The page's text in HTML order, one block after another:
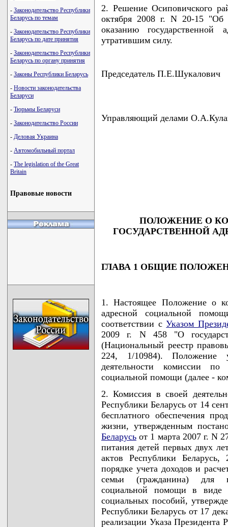
- Законодательство Республики
Беларусь по темам
- Законодательство Республики
Беларусь по дате принятия
- Законодательство Республики
Беларусь по органу принятия
- Законы Республики Беларусь
- Новости законодательства
Беларуси
- Тюрьмы Беларуси
- Законодательство России
- Деловая Украина
- Автомобильный портал
- The legislation of the Great
Britain
Правовые новости
2. Решение Осиповичского
октября 2008 г. N 20-15
оказанию государственной
утратившим силу.
Председатель П.Е.Шукалович
Управляющий делами
ПОЛОЖЕНИЕ О
ГОСУДАРСТВЕННОЙ
ГЛАВА 1 ОБЩИЕ
1. Настоящее Положение о
адресной социальной
соответствии сУказом
2009 г. N 458 "О
(Национальный реестр
224, 1/10984). Положение
деятельности комиссии по
социальной помощи (далее -
2. Комиссия в своей
Республики Беларусь от 14
бесплатного обеспечения
жизни, утвержденным
Беларусь от 1 марта 2007 г. N
питания детей первых двух
актов Республики
порядке учета доходов и
семьи (гражданина) для
социальной помощи в виде
социальных пособий,
Республики Беларусь от 17
реализации Указа Президента